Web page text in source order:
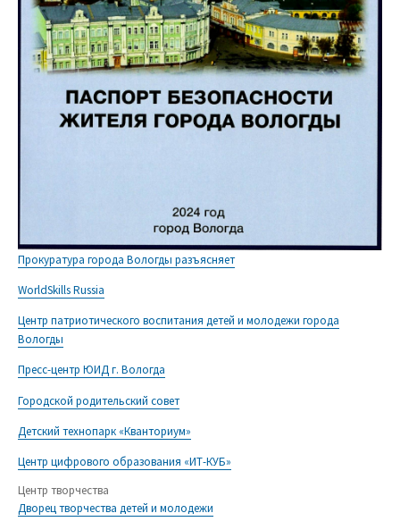
Прокуратура города Вологды разъясняет
WorldSkills Russia
Центр патриотического воспитания детей и молодежи города
Вологды
Пресс-центр ЮИД г. Вологда
Городской родительский совет
Детский технопарк «Кванториум»
Центр цифрового образования «ИТ-КУБ»
Центр творчества
Дворец творчества детей и молодежи